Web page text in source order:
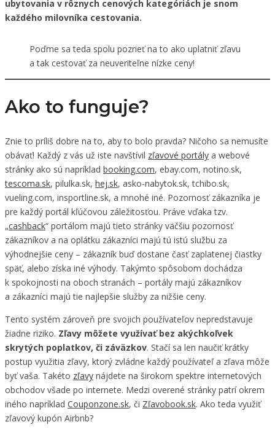
ubytovania v rôznych cenových kategóriách je snom
každého milovníka cestovania.
Poďme sa teda spolu pozrieť na to ako uplatniť zľavu
a tak cestovať za neuveriteľne nízke ceny!
Ako to funguje?
Znie to príliš dobre na to, aby to bolo pravda? Ničoho sa nemusíte
obávať! Každý z vás už iste navštívil zľavové portály a webové
stránky ako sú napríklad booking.com, ebay.com, notino.sk,
tescoma.sk, pilulka.sk, hej.sk, asko-nabytok.sk, tchibo.sk,
vueling.com, insportline.sk, a mnohé iné. Pozornosť zákazníka je
pre každý portál kľúčovou záležitosťou. Práve vďaka tzv.
„cashback“ portálom majú tieto stránky väčšiu pozornosť
zákazníkov a na oplátku zákazníci majú tú istú službu za
výhodnejšie ceny – zákazník buď dostane časť zaplatenej čiastky
späť, alebo získa iné výhody. Takýmto spôsobom dochádza
k spokojnosti na oboch stranách – portály majú zákazníkov
a zákazníci majú tie najlepšie služby za nižšie ceny.
Tento systém zároveň pre svojich používateľov nepredstavuje
žiadne riziko. Zľavy môžete využívať bez akýchkoľvek
skrytých poplatkov, či záväzkov. Stačí sa len naučiť krátky
postup využitia zľavy, ktorý zvládne každý používateľ a zľava môže
byť vaša. Takéto zľavy nájdete na širokom spektre internetových
obchodov všade po internete. Medzi overené stránky patrí okrem
iného napríklad Couponzone.sk, či Zľavobook.sk. Ako teda využiť
zľavový kupón Airbnb?